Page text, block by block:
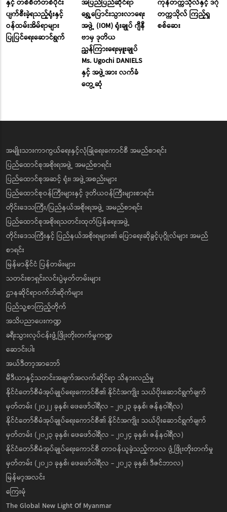
နှင့် တစ်စိတ်တစ်ပိုင်း
ပျက်စီးခဲ့ရသည့်ရုံးနှင့်
ဝန်ထမ်းအိမ်ရာများ
ပြုပြင်ရေးဆောင်ရွက်
အပြည်ပြည်ဆိုင်ရာ
ရွှေ့ပြောင်းသွားလာရေး
အဖွဲ့ (IOM) ရုံးချုပ် ဂျီနီ
ဗာမှ ဒုတိယ
ညွှန်ကြားရေးမှူးချုပ်
Ms. Ugochi DANIELS
နှင့် အဖွဲ့အား လက်ခံ
တွေ့ဆုံ
ကုန်တက္ကသိုလ်နှင့် ဒဂုံ
တက္ကသိုလ် ကြည့်ရှု
စစ်ဆေး
အမျိုးသားကာကွယ်ရေးနှင့်လုံခြုံရေးကောင်စီ အမည်စာရင်း
ပြည်ထောင်စုအစိုးရအဖွဲ့ အမည်စာရင်း
ပြည်ထောင်စုအဆင့် ရုံး၊ အဖွဲ့အစည်းများ
ပြည်ထောင်စုဝန်ကြီးများနှင့် ဒုတိယဝန်ကြီးများစာရင်း
တိုင်းဒေသကြီး/ပြည်နယ်အစိုးရအဖွဲ့ အမည်စာရင်း
ပြည်ထောင်စုအစိုးရသတင်းထုတ်ပြန်ရေးအဖွဲ့
တိုင်းဒေသကြီးနှင့် ပြည်နယ်အစိုးရများ၏ ပြောရေးဆိုခွင့်ပုဂ္ဂိုလ်များ အမည်
စာရင်း
မြန်မာနိုင်ငံ ပြန်တမ်းများ
သတင်းစာရှင်းလင်းပွဲမှတ်တမ်းများ
ဌာနဆိုင်ရာဝက်ဘ်ဆိုက်များ
ပြည်သူ့စာကြည့်တိုက်
အသိပညာပေးကဏ္ဍ
ခရီးသွားလုပ်ငန်းဖွံ့ဖြိုးတိုးတက်မှုကဏ္ဍ
ဆောင်းပါး
အယ်ဒီတာ့အာဘော်
မီဒီယာနှင့်သတင်းအချက်အလက်ဆိုင်ရာ သိနားလည်မှု
နိုင်ငံတော်စီမံအုပ်ချုပ်ရေးကောင်စီ၏ နိုင်ငံအကျိုး သယ်ပိုးဆောင်ရွက်ချက်
မှတ်တမ်း (၂၀၂၂ ခုနှစ်၊ ဖေဖော်ဝါရီလ - ၂၀၂၃ ခုနှစ်၊ ဇန်နဝါရီလ)
နိုင်ငံတော်စီမံအုပ်ချုပ်ရေးကောင်စီ၏ နိုင်ငံအကျိုး သယ်ပိုးဆောင်ရွက်ချက်
မှတ်တမ်း (၂၀၂၃ ခုနှစ်၊ ဖေဖော်ဝါရီလ - ၂၀၂၄ ခုနှစ်၊ ဇန်နဝါရီလ)
နိုင်ငံတော်စီမံအုပ်ချုပ်ရေးကောင်စီ တာဝန်ယူခဲ့သည့်ကာလ ဖွံ့ဖြိုးတိုးတက်မှု
မှတ်တမ်း (၂၀၂၁ ခုနှစ်၊ ဖေဖော်ဝါရီလ - ၂၀၂၃ ခုနှစ်၊ ဒီဇင်ဘာလ)
မြန်မာ့အလင်း
ကြေးမုံ
The Global New Light Of Myanmar